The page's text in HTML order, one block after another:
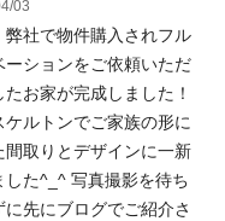
03
弊社で物件購入されフル
ーションをご依頼いただ
たお家が完成しました！
ケルトンでご家族の形に
間取りとデザインに一新
した^_^ 写真撮影を待ち
に先にブログでご紹介さ